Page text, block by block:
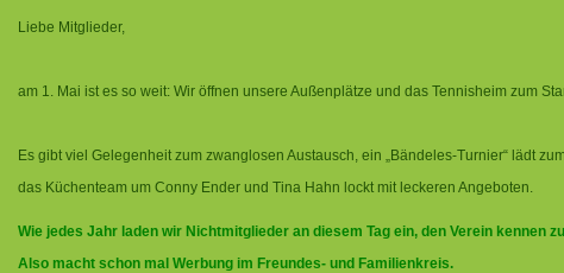
Liebe Mitglieder,
am 1. Mai ist es so weit: Wir öffnen unsere Außenplätze und das Tennisheim zum
Es gibt viel Gelegenheit zum zwanglosen Austausch, ein „Bändeles-Turnier“ lädt
das Küchenteam um Conny Ender und Tina Hahn lockt mit leckeren Angeboten.
Wie jedes Jahr laden wir Nichtmitglieder an diesem Tag ein, den Verein kennen
Also macht schon mal Werbung im Freundes- und Familienkreis.